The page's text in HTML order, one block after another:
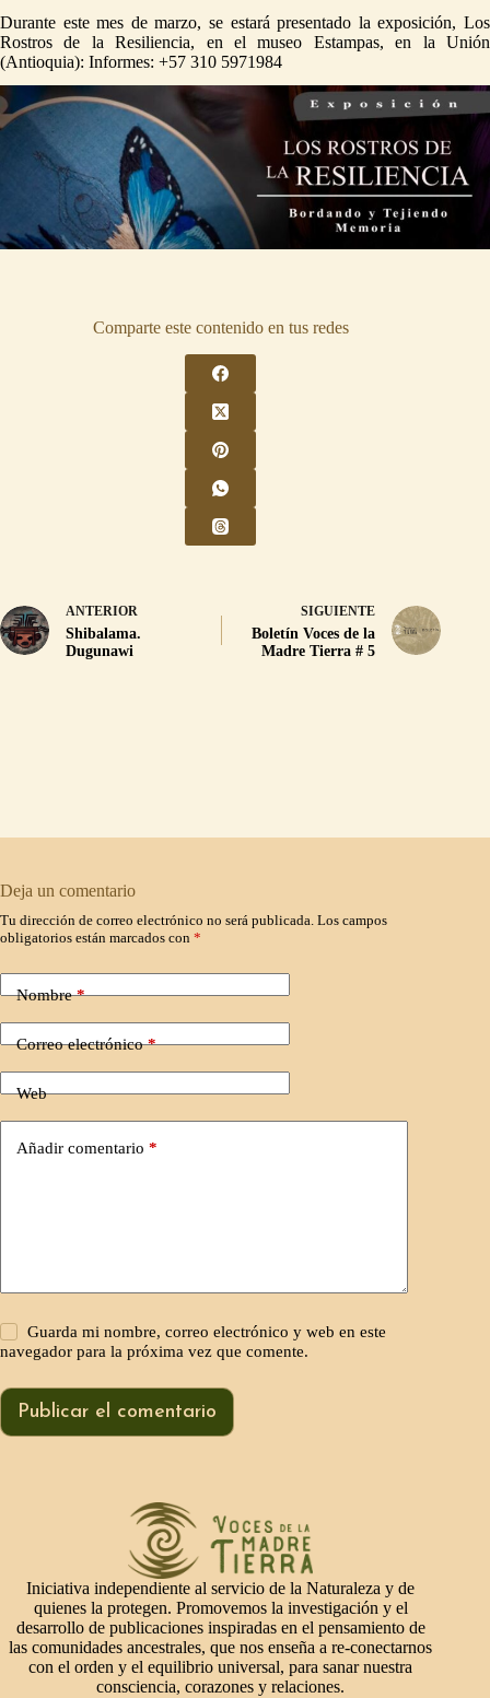
Durante este mes de marzo, se estará presentado la exposición, Los
Rostros de la Resiliencia, en el museo Estampas, en la Unión
(Antioquia): Informes: +57 310 5971984
Comparte este contenido en tus redes
ANTERIOR
Shibalama.
Dugunawi
SIGUIENTE
Boletín Voces de la
Madre Tierra # 5
Deja un comentario
Tu dirección de correo electrónico no será publicada. Los campos
obligatorios están marcados con *
Nombre*
Correo electrónico*
Web
Añadir comentario *
Guarda mi nombre, correo electrónico y web en este
navegador para la próxima vez que comente.
Publicar el comentario
Iniciativa independiente al servicio de la Naturaleza y de
quienes la protegen. Promovemos la investigación y el
desarrollo de publicaciones inspiradas en el pensamiento de
las comunidades ancestrales, que nos enseña a re-conectarnos
con el orden y el equilibrio universal, para sanar nuestra
consciencia, corazones y relaciones.